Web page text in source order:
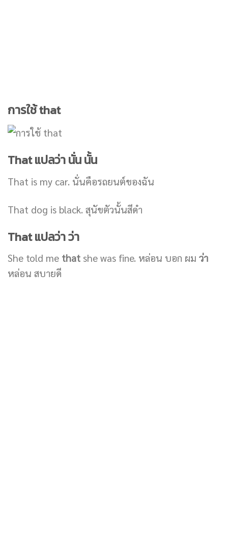
การใช้ that
That แปลว่า นั่น นั้น
That is my car. นั่นคือรถยนต์ของฉัน
That dog is black. สุนัขตัวนั้นสีดำ
That แปลว่า ว่า
She told me that she was fine. หล่อน บอก ผม ว่า
หล่อน สบายดี